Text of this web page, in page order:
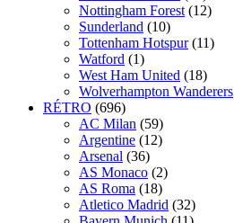
Nottingham Forest (12)
Sunderland (10)
Tottenham Hotspur (11)
Watford (1)
West Ham United (18)
Wolverhampton Wanderers
RÉTRO (696)
AC Milan (59)
Argentine (12)
Arsenal (36)
AS Monaco (2)
AS Roma (18)
Atletico Madrid (32)